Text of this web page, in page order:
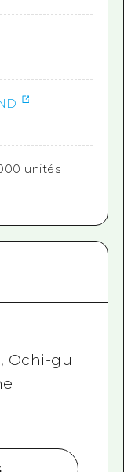
unités
Ochi-gu